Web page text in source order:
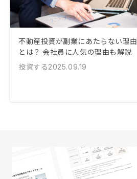
不動産投資が副業にあたらない理由
とは？ 会社員に人気の理由も解説
投資する2025.09.19